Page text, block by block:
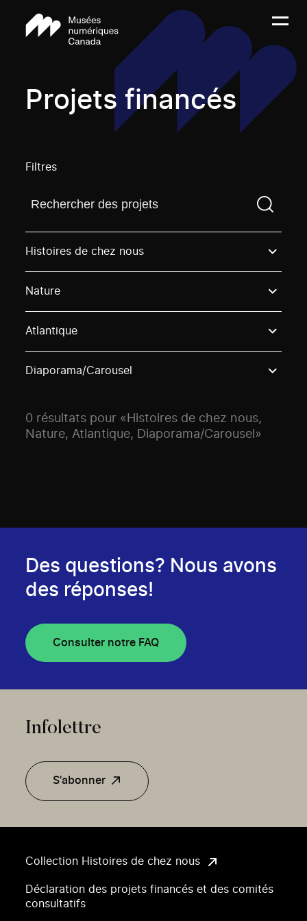
Projets financés
Filtres
Trouvez un projetVous devez saisir un terme de
Histoires de chez nous
Nature
Atlantique
Diaporama/Carousel
0 résultats pour «Histoires de chez nous,
Nature, Atlantique, Diaporama/Carousel»
Collection Histoires de chez nous
Déclaration des projets financés et des comités
consultatifs
Des questions? Nous avons
des réponses!
Consulter notre FAQ
Infolettre
S'abonner